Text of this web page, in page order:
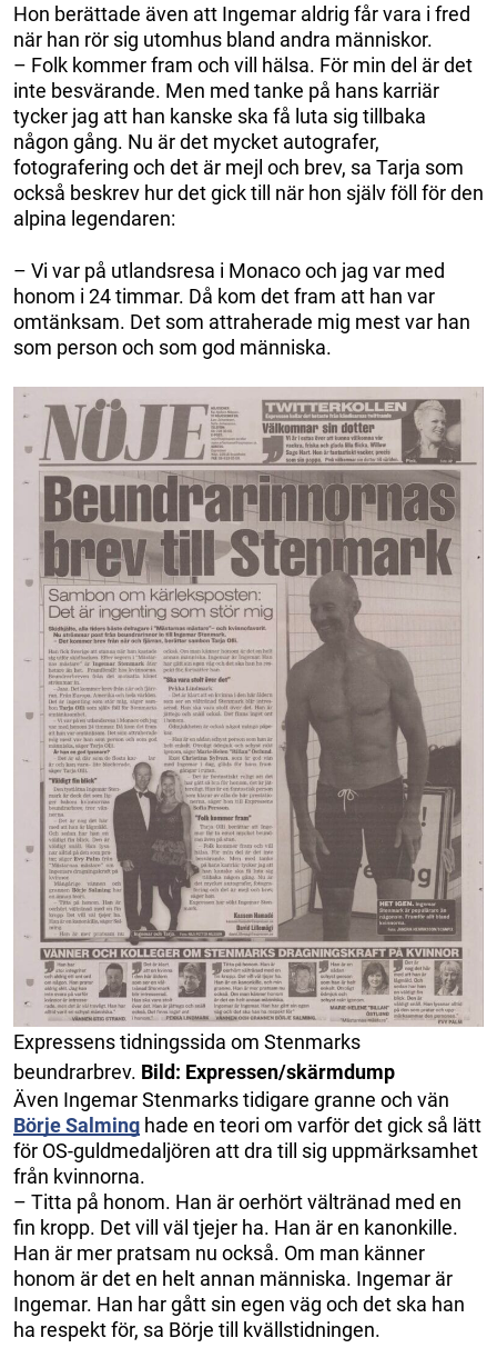
Hon berättade även att Ingemar aldrig får vara i fred
när han rör sig utomhus bland andra människor.
– Folk kommer fram och vill hälsa. För min del är det
inte besvärande. Men med tanke på hans karriär
tycker jag att han kanske ska få luta sig tillbaka
någon gång. Nu är det mycket autografer,
fotografering och det är mejl och brev, sa Tarja som
också beskrev hur det gick till när hon själv föll för den
alpina legendaren:
– Vi var på utlandsresa i Monaco och jag var med
honom i 24 timmar. Då kom det fram att han var
omtänksam. Det som attraherade mig mest var han
som person och som god människa.
Expressens tidningssida om Stenmarks
beundrarbrev. Bild: Expressen/skärmdump
Även Ingemar Stenmarks tidigare granne och vän
Börje Salming hade en teori om varför det gick så lätt
för OS-guldmedaljören att dra till sig uppmärksamhet
från kvinnorna.
– Titta på honom. Han är oerhört vältränad med en
fin kropp. Det vill väl tjejer ha. Han är en kanonkille.
Han är mer pratsam nu också. Om man känner
honom är det en helt annan människa. Ingemar är
Ingemar. Han har gått sin egen väg och det ska han
ha respekt för, sa Börje till kvällstidningen.